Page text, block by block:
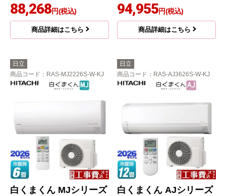
88,268円(税込)
商品詳細はこちら
94,955円(税込)
商品詳細はこちら
日立
商品コード ：RAS-MJ2226S-W-KJ
白くまくん MJシリーズ
日立
商品コード ：RAS-AJ3626S-W-KJ
白くまくん AJシリーズ